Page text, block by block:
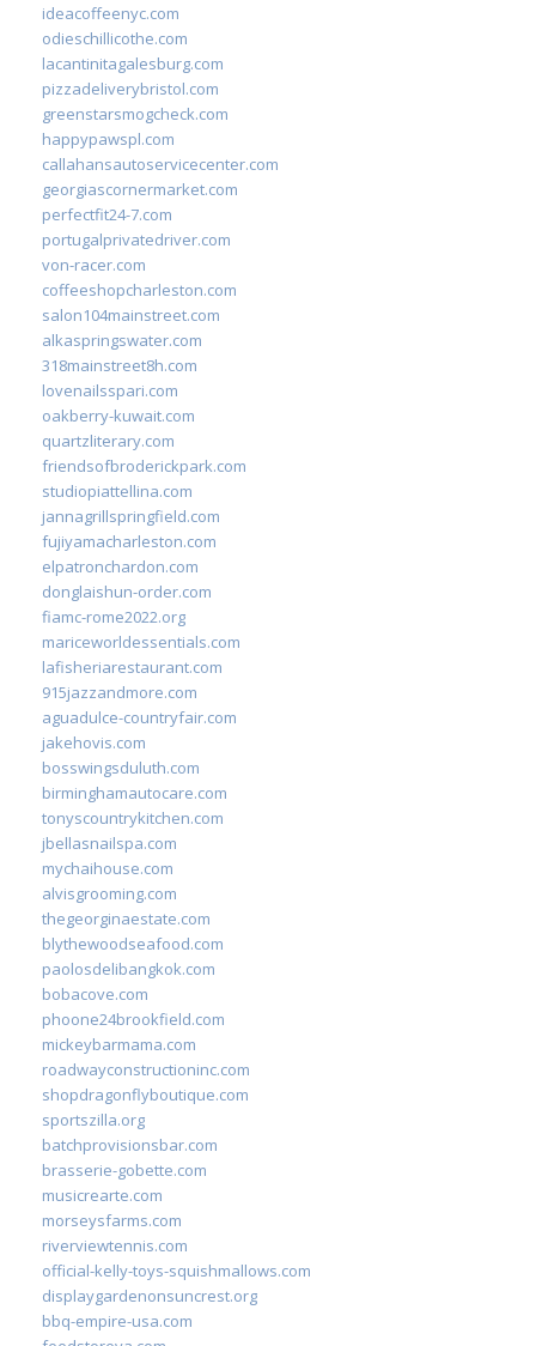
ideacoffeenyc.com
odieschillicothe.com
lacantinitagalesburg.com
pizzadeliverybristol.com
greenstarsmogcheck.com
happypawspl.com
callahansautoservicecenter.com
georgiascornermarket.com
perfectfit24-7.com
portugalprivatedriver.com
von-racer.com
coffeeshopcharleston.com
salon104mainstreet.com
alkaspringswater.com
318mainstreet8h.com
lovenailsspari.com
oakberry-kuwait.com
quartzliterary.com
friendsofbroderickpark.com
studiopiattellina.com
jannagrillspringfield.com
fujiyamacharleston.com
elpatronchardon.com
donglaishun-order.com
fiamc-rome2022.org
mariceworldessentials.com
lafisheriarestaurant.com
915jazzandmore.com
aguadulce-countryfair.com
jakehovis.com
bosswingsduluth.com
birminghamautocare.com
tonyscountrykitchen.com
jbellasnailspa.com
mychaihouse.com
alvisgrooming.com
thegeorginaestate.com
blythewoodseafood.com
paolosdelibangkok.com
bobacove.com
phoone24brookfield.com
mickeybarmama.com
roadwayconstructioninc.com
shopdragonflyboutique.com
sportszilla.org
batchprovisionsbar.com
brasserie-gobette.com
musicrearte.com
morseysfarms.com
riverviewtennis.com
official-kelly-toys-squishmallows.com
displaygardenonsuncrest.org
bbq-empire-usa.com